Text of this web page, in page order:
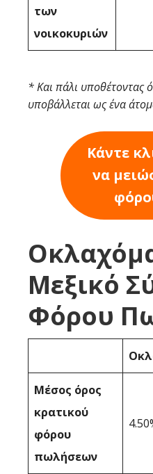
των
νοικοκυριών
* Και πάλι υποθέτοντας
υποβάλλεται ως ένα
Κάντε
να
Μεξικό
Φόρου
Μέσος όρος
κρατικού
φόρου
πωλήσεων